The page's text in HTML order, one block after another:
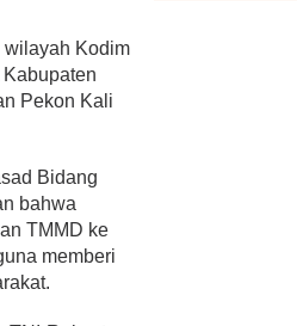
wilayah Kodim
Pekon Kali
Bidang
bahwa
TMMD ke
memberi
Fraksi PAN DPR RI Putri
Siap Dukung Penuh PWI
Sebagai Tuan …
Politik | Juli 21, 2026